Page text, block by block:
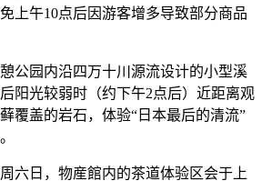
上午10点后因游客增多导致部分商品
公园内沿四万十川源流设计的小型溪
阳光较弱时（约下午2点后）近距离观
覆盖的岩石，体验“日本最后的清流”
六日，物産館内的茶道体验区会于上